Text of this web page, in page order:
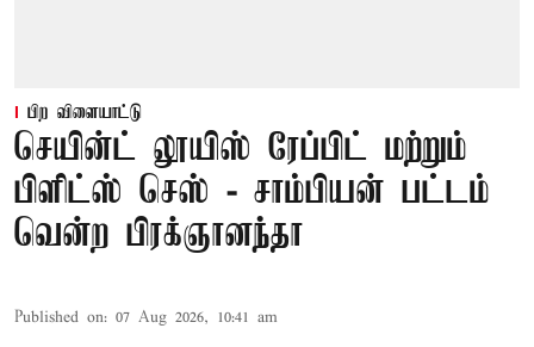
பிற விளையாட்டு
செயின்ட் லூயிஸ் ரேப்பிட் மற்றும்
பிளிட்ஸ் செஸ் - சாம்பியன் பட்டம்
வென்ற பிரக்ஞானந்தா
Published on: 07 Aug 2026, 10:41 am